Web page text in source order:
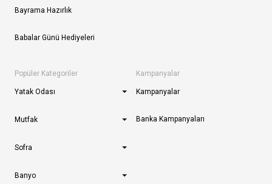
Bayrama Hazırlık
Babalar Günü Hediyeleri
Popüler Kategoriler
Yatak Odası
Mutfak
Sofra
Banyo
Kampanyalar
Kampanyalar
Banka Kampanyaları